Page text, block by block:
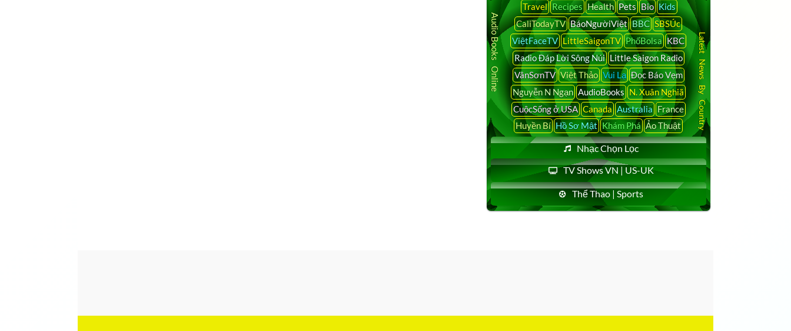
Travel Recipes Health Pets Bio Kids
CaliTodayTV BáoNgườiViệt BBC SBSÚc
ViệtFaceTV LittleSaigonTV PhốBolsa KBC
Radio Đáp Lời Sông Núi Little Saigon Radio
VânSơnTV Việt Thảo Vui Lạ Đọc Báo Vẹm
Nguyễn N Ngạn AudioBooks N. Xuân Nghiã
CuộcSống ở USA Canada Australia France
Huyền Bí Hồ Sơ Mật Khám Phá Ảo Thuật
Nhạc Chọn Lọc
TV Shows VN | US-UK
Thể Thao | Sports
Audio Books Online Latest News By Country